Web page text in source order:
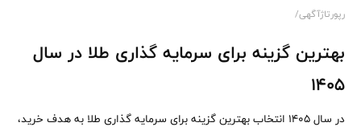
رپورتاژآگهی/
بهترین گزینه برای سرمایه گذاری طلا در سال
۱۴۰۵
در سال ۱۴۰۵ انتخاب بهترین گزینه برای سرمایه گذاری طلا به هدف خرید،